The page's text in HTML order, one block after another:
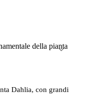
Dahlia, con grandi